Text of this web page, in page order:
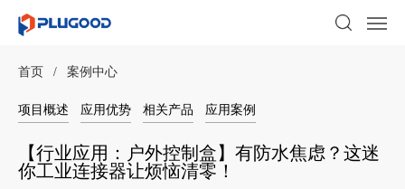
首页 / 案例中心
项目概述 应用优势 相关产品 应用案例
【行业应用：户外控制盒】有防水焦虑？这迷
你工业连接器让烦恼清零！